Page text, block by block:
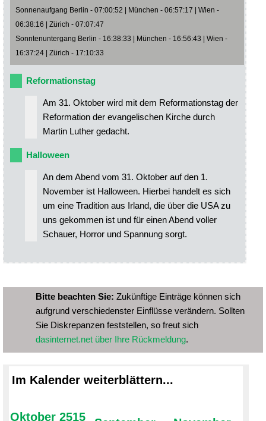
Sonnenaufgang Berlin - 07:00:52 | München - 06:57:17 | Wien -
06:38:16 | Zürich - 07:07:47
Sonntenuntergang Berlin - 16:38:33 | München - 16:56:43 | Wien -
16:37:24 | Zürich - 17:10:33
Reformationstag
Am 31. Oktober wird mit dem Reformationstag der
Reformation der evangelischen Kirche durch
Martin Luther gedacht.
Halloween
An dem Abend vom 31. Oktober auf den 1.
November ist Halloween. Hierbei handelt es sich
um eine Tradition aus Irland, die über die USA zu
uns gekommen ist und für einen Abend voller
Schauer, Horror und Spannung sorgt.
Bitte beachten Sie: Zukünftige Einträge können sich
aufgrund verschiedenster Einflüsse verändern. Sollten
Sie Diskrepanzen feststellen, so freut sich
dasinternet.net über Ihre Rückmeldung.
Im Kalender weiterblättern...
Oktober 2515